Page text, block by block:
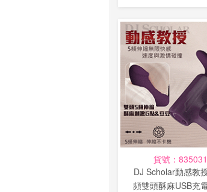
貨號：
DJ Scholar動感教
頻雙頭酥麻USB充